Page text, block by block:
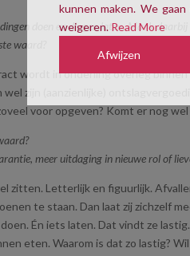
doen en dingen laten. Maak
waard?
wordt in onderling overleg
wel zijn (aanzienlijke)
voor opgeven? Komt er nog
meer uitdaging in nieuwe rol of
zitten. Letterlijk en figuurlijk.
te staan. Dan laat zij zichzelf
Én iets laten. Dat vindt ze
eten. Waarom is dat zo lastig?
kunnen maken. We
weigeren. Read More
Afwijzen